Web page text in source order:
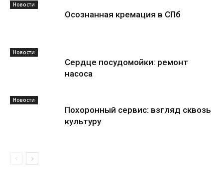
Новости
Осознанная кремация в СПб
Новости
Сердце посудомойки: ремонт
насоса
Новости
Похоронный сервис: взгляд сквозь
культуру